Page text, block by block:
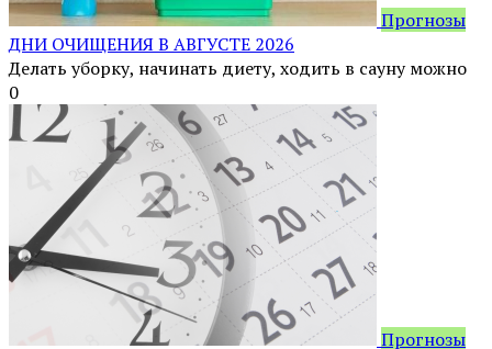
Прогнозы
ДНИ ОЧИЩЕНИЯ В АВГУСТЕ 2026
Делать уборку, начинать диету, ходить в сауну можно
0
Прогнозы